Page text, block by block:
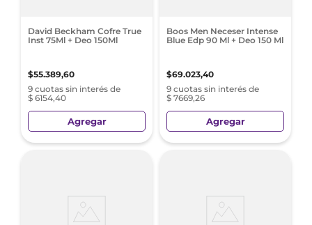
David Beckham Cofre True
Inst 75Ml + Deo 150Ml
$55.389,60
9 cuotas sin interés de
$ 6154,40
Agregar
Boos Men Neceser Intense
Blue Edp 90 Ml + Deo 150 Ml
$69.023,40
9 cuotas sin interés de
$ 7669,26
Agregar